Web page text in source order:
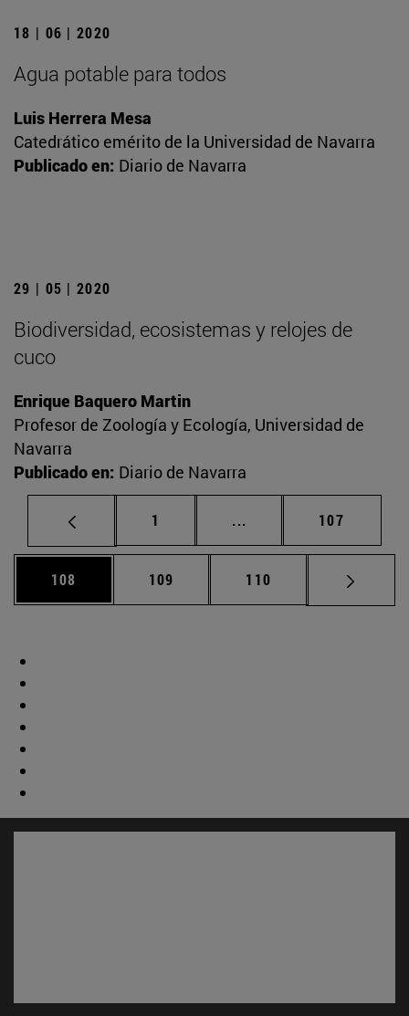
18 | 06 | 2020
Agua potable para todos
Luis Herrera Mesa
Catedrático emérito de la Universidad de Navarra
Publicado en: Diario de Navarra
29 | 05 | 2020
Biodiversidad, ecosistemas y relojes de
cuco
Enrique Baquero Martin
Profesor de Zoología y Ecología, Universidad de
Navarra
Publicado en: Diario de Navarra
Página
1 ... Páginas intermedias
Página
107
Página
108 Página
109 Página
110